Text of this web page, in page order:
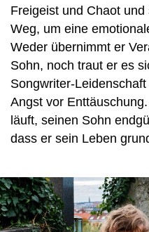
Freigeist und Chaot
Weg, um eine
Weder übernimmt er
Sohn, noch traut er es
Songwriter-
Angst vor
läuft, seinen Sohn
dass er sein Leben